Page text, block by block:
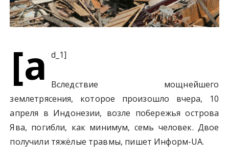
[a d_1]
Вследствие мощнейшего
землетрясения, которое произошло вчера, 10
апреля в Индонезии, возле побережья острова
Ява, погибли, как минимум, семь человек. Двое
получили тяжёлые травмы, пишет Информ-UA.